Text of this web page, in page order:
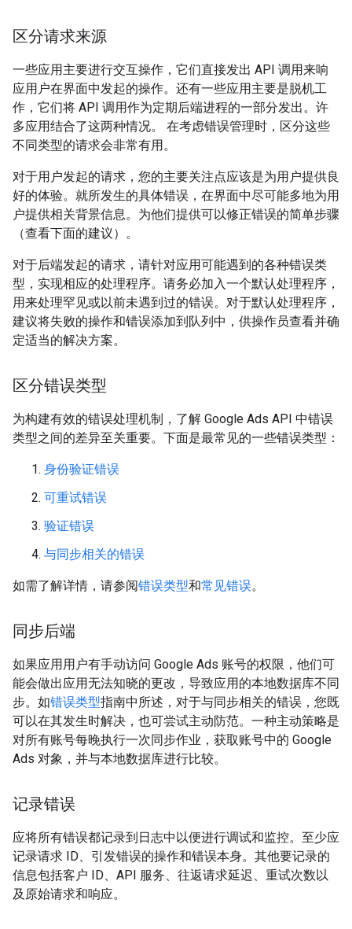
区分请求来源
一些应用主要进行交互操作，它们直接发出 API 调用来响
应用户在界面中发起的操作。还有一些应用主要是脱机工
作，它们将 API 调用作为定期后端进程的一部分发出。许
多应用结合了这两种情况。 在考虑错误管理时，区分这些
不同类型的请求会非常有用。
对于用户发起的请求，您的主要关注点应该是为用户提供良
好的体验。就所发生的具体错误，在界面中尽可能多地为用
户提供相关背景信息。为他们提供可以修正错误的简单步骤
（查看下面的建议）。
对于后端发起的请求，请针对应用可能遇到的各种错误类
型，实现相应的处理程序。请务必加入一个默认处理程序，
用来处理罕见或以前未遇到过的错误。对于默认处理程序，
建议将失败的操作和错误添加到队列中，供操作员查看并确
定适当的解决方案。
区分错误类型
为构建有效的错误处理机制，了解 Google Ads API 中错误
类型之间的差异至关重要。下面是最常见的一些错误类型：
身份验证错误
可重试错误
验证错误
与同步相关的错误
如需了解详情，请参阅错误类型和常见错误。
同步后端
如果应用用户有手动访问 Google Ads 账号的权限，他们可
能会做出应用无法知晓的更改，导致应用的本地数据库不同
步。如错误类型指南中所述，对于与同步相关的错误，您既
可以在其发生时解决，也可尝试主动防范。一种主动策略是
对所有账号每晚执行一次同步作业，获取账号中的 Google
Ads 对象，并与本地数据库进行比较。
记录错误
应将所有错误都记录到日志中以便进行调试和监控。至少应
记录请求 ID、引发错误的操作和错误本身。其他要记录的
信息包括客户 ID、API 服务、往返请求延迟、重试次数以
及原始请求和响应。